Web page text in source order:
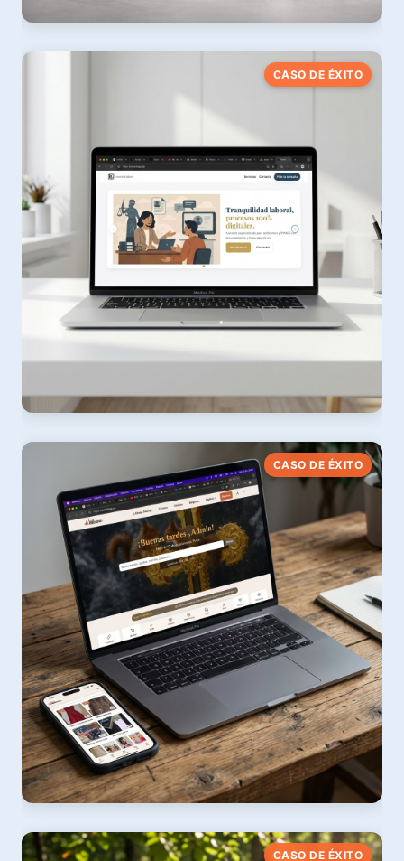
Diseño Web & SEO Local · Picos de Europa
CASO DE ÉXITO
Asesoría Laboral Digital 100% Online
Ver web
CASO DE ÉXITO
DeLiébana App
CASO DE ÉXITO